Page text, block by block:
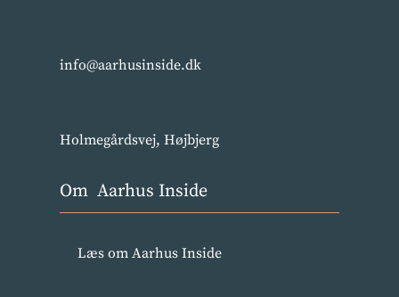
info@aarhusinside.dk
Holmegårdsvej, Højbjerg
Om Aarhus Inside
Læs om Aarhus Inside